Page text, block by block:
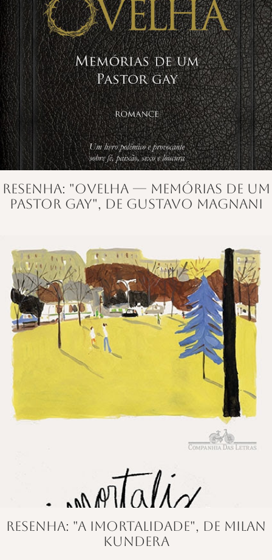
Resenha: "Ovelha — Memórias de um
pastor gay", de Gustavo Magnani
Resenha: "A Imortalidade", de Milan
Kundera